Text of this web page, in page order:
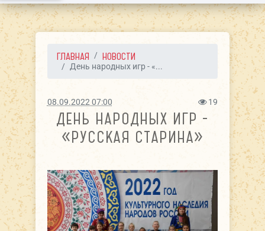
ГЛАВНАЯ НОВОСТИ
День народных игр - «...
08.09.2022 07:00 19
ДЕНЬ НАРОДНЫХ ИГР -
«РУССКАЯ СТАРИНА»